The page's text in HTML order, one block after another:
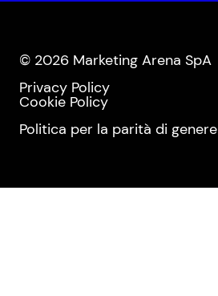
© 2026 Marketing Arena SpA
Privacy Policy
Cookie Policy
Politica per la parità di genere